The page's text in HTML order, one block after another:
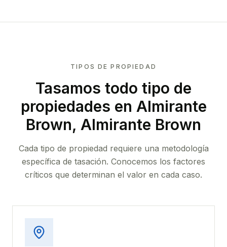
TIPOS DE PROPIEDAD
Tasamos todo tipo de
propiedades en Almirante
Brown, Almirante Brown
Cada tipo de propiedad requiere una metodología
específica de tasación. Conocemos los factores
críticos que determinan el valor en cada caso.